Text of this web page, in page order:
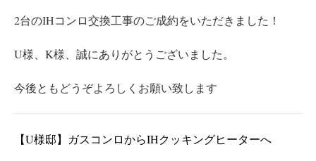
2台のIHコンロ交換工事のご成約をいただきました！
U様、K様、誠にありがとうございました。
今後ともどうぞよろしくお願い致します
【U様邸】ガスコンロからIHクッキングヒーターへ